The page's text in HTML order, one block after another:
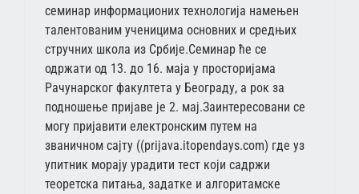
семинар информационих технологија намењен
талентованим ученицима основних и средњих
стручних школа из Србије.Семинар ће се
одржати од 13. до 16. маја у просторијама
Рачунарског факултета у Београду, а рок за
подношење пријаве је 2. мај.Заинтересовани се
могу пријавити електронским путем на
званичном сајту ((prijava.itopendays.com) где уз
упитник морају урадити тест који садржи
теоретска питања, задатке и алгоритамске